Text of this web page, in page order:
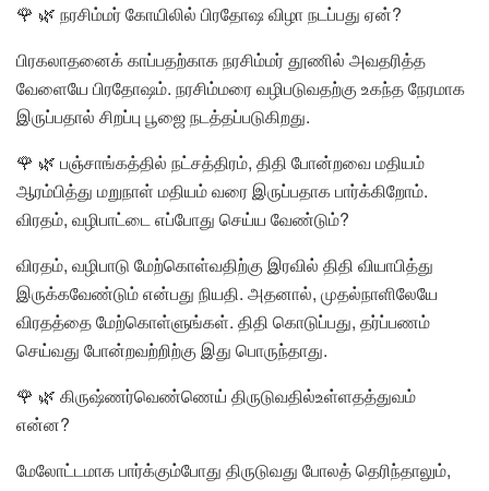
🌹 🌿 நரசிம்மர் கோயிலில் பிரதோஷ விழா நடப்பது ஏன்?
பிரகலாதனைக் காப்பதற்காக நரசிம்மர் தூணில் அவதரித்த
வேளையே பிரதோஷம். நரசிம்மரை வழிபடுவதற்கு உகந்த நேரமாக
இருப்பதால் சிறப்பு பூஜை நடத்தப்படுகிறது.
🌹 🌿 பஞ்சாங்கத்தில் நட்சத்திரம், திதி போன்றவை மதியம்
ஆரம்பித்து மறுநாள் மதியம் வரை இருப்பதாக பார்க்கிறோம்.
விரதம், வழிபாட்டை எப்போது செய்ய வேண்டும்?
விரதம், வழிபாடு மேற்கொள்வதிற்கு இரவில் திதி வியாபித்து
இருக்கவேண்டும் என்பது நியதி. அதனால், முதல்நாளிலேயே
விரதத்தை மேற்கொள்ளுங்கள். திதி கொடுப்பது, தர்ப்பணம்
செய்வது போன்றவற்றிற்கு இது பொருந்தாது.
🌹 🌿 கிருஷ்ணர்வெண்ணெய் திருடுவதில்உள்ளதத்துவம்
என்ன?
மேலோட்டமாக பார்க்கும்போது திருடுவது போலத் தெரிந்தாலும்,